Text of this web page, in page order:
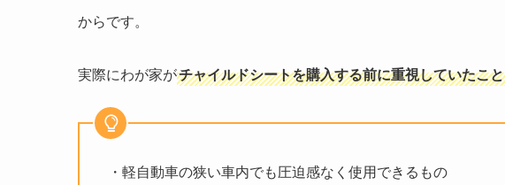
からです。
実際にわが家がチャイルドシートを購入する前に重視していたこと
・軽自動車の狭い車内でも圧迫感なく使用できるもの